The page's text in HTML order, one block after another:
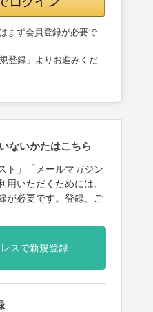
まず会員登録が必要で
登録」よりお進みくだ
ないかたはこちら
ト」「メールマガジン
用いただくためには、
が必要です。登録、ご
スで新規登録